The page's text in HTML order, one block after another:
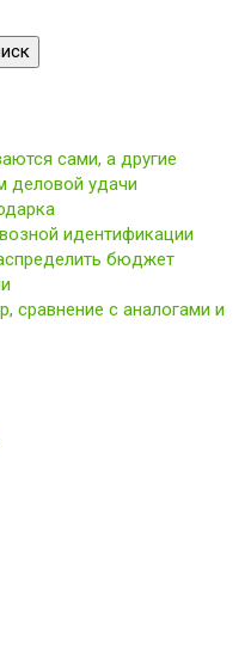
сами, а другие
деловой удачи
идентификации
бюджет
сравнение с аналогами и